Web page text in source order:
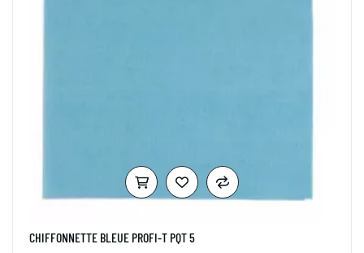
CHIFFONNETTE BLEUE PROFI-T PQT 5